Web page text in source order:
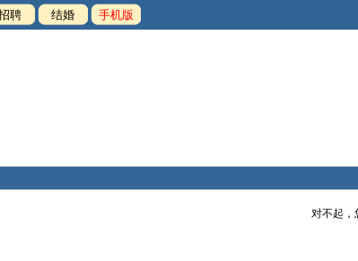
聘 结婚 手机版
对不起，